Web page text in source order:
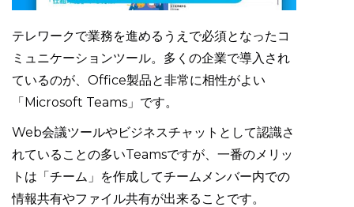
テレワークで業務を進めるうえで必須となったコ
ミュニケーションツール。多くの企業で導入され
ているのが、Office製品と非常に相性がよい
「Microsoft Teams」です。
Web会議ツールやビジネスチャットとして認識さ
れていることの多いTeamsですが、一番のメリッ
トは「チーム」を作成してチームメンバー内での
情報共有やファイル共有が出来ることです。